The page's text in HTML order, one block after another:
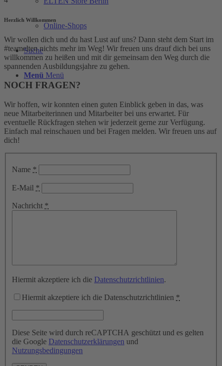
Online-Shops
Suche
Menü Menü
Herzlich Willkommen
Wir wollen dich und du hast Lust auf uns? Dann steht dem Start im
#teamelten nichts mehr im Weg! Wir freuen uns drauf dich bei uns
willkommen zu heißen und mit dir gemeinsam den Weg durch die
spannenden Ausbildungsjahre zu gehen.
NOCH FRAGEN?
Wir hoffen, wir konnten einen guten Einblick geben in das, was
neue Mitarbeiterinnen und Mitarbeiter bei uns erwartet. Für
eventuelle Rückfragen stehen wir jederzeit gerne zur Verfügung.
Einfach mal reinschauen und bei Fragen melden. Wir freuen uns auf
dich!
Name *
E-Mail *
Nachricht *
Hiermit akzeptiere ich die Datenschutzrichtlinien.
Hiermit akzeptiere ich die Datenschutzrichtlinien *
Diese Seite wird durch reCAPTCHA geschützt und es gelten
die Google Datenschutzerklärungen und
Nutzungsbedingungen